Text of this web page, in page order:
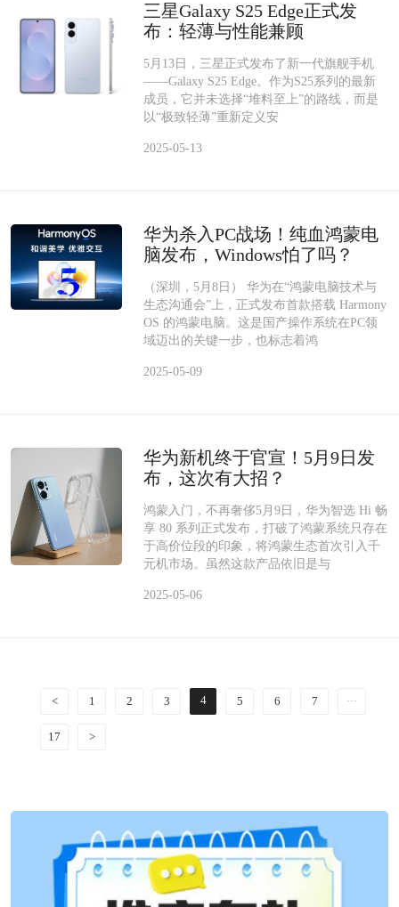
三星Galaxy S25 Edge正式发
布：轻薄与性能兼顾
5月13日，三星正式发布了新一代旗舰手机
——Galaxy S25 Edge。作为S25系列的最新
成员，它并未选择“堆料至上”的路线，而是
以“极致轻薄”重新定义安
2025-05-13
华为杀入PC战场！纯血鸿蒙电
脑发布，Windows怕了吗？
（深圳，5月8日） 华为在“鸿蒙电脑技术与
生态沟通会”上，正式发布首款搭载 Harmony
OS 的鸿蒙电脑。这是国产操作系统在PC领
域迈出的关键一步，也标志着鸿
2025-05-09
华为新机终于官宣！5月9日发
布，这次有大招？
鸿蒙入门，不再奢侈5月9日，华为智选 Hi 畅
享 80 系列正式发布，打破了鸿蒙系统只存在
于高价位段的印象，将鸿蒙生态首次引入千
元机市场。虽然这款产品依旧是与
2025-05-06
< 1 2 3 4 5 6 7 ···
17 >